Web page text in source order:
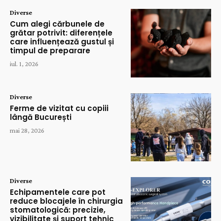
Diverse
Cum alegi cărbunele de
grătar potrivit: diferențele
care influențează gustul și
timpul de preparare
iul. 1, 2026
Diverse
Ferme de vizitat cu copiii
lângă București
mai 28, 2026
Diverse
Echipamentele care pot
reduce blocajele în chirurgia
stomatologică: precizie,
vizibilitate și suport tehnic